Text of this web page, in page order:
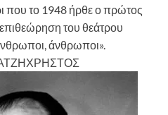
που το 1948 ήρθε ο πρώτος
του θεάτρου
άνθρωποι».